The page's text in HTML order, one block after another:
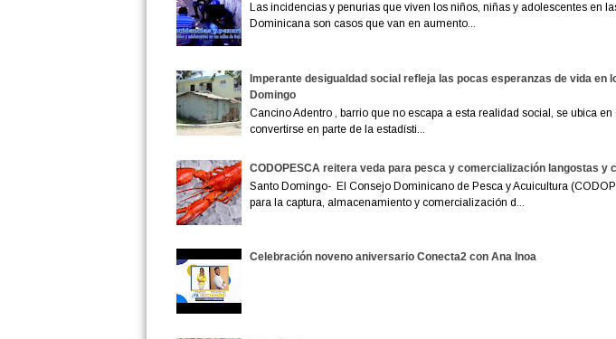
Las incidencias y penurias que viven los niños, niñas y adolescentes en
Dominicana son casos que van en aumento...
Imperante desigualdad social refleja las pocas esperanzas de vida en
Domingo
Cancino Adentro , barrio que no escapa a esta realidad social, se ubica
convertirse en parte de la estadísti...
CODOPESCA reitera veda para pesca y comercialización langostas y
Santo Domingo- El Consejo Dominicano de Pesca y Acuicultura
para la captura, almacenamiento y comercialización d...
Celebración noveno aniversario Conecta2 con Ana Inoa